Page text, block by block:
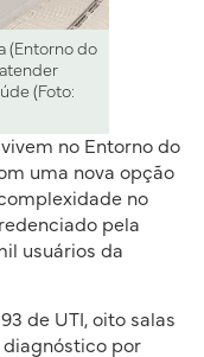
(Entorno do
(Foto:
no Entorno do
uma nova opção
no
pela
usuários da
de UTI, oito salas
por